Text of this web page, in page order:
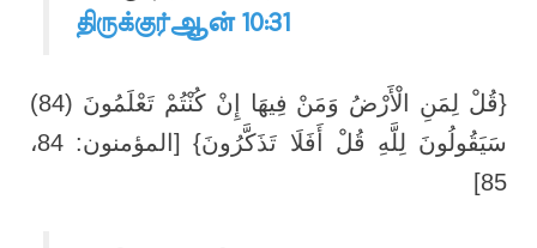
திருக்குர்ஆன் 10:31
{قُلْ لِمَنِ الْأَرْضُ وَمَنْ فِيهَا إِنْ كُنْتُمْ تَعْلَمُونَ (84)
سَيَقُولُونَ لِلَّهِ قُلْ أَفَلَا تَذَكَّرُونَ} [المؤمنون: 84،
85]